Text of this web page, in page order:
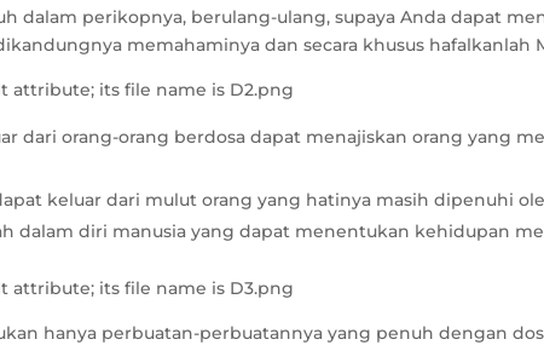
dalam perikopnya, berulang-ulang, supaya Anda dapat
memahaminya dan secara khusus hafalkanlah
dari orang-orang berdosa dapat menajiskan orang yang
keluar dari mulut orang yang hatinya masih dipenuhi
dalam diri manusia yang dapat menentukan kehidupan
hanya perbuatan-perbuatannya yang penuh dengan